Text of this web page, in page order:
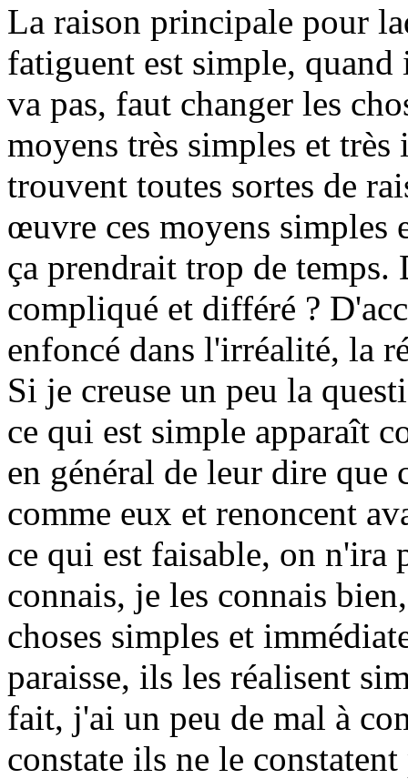
La raison principale pour
fatiguent est simple, quand
va pas, faut changer les
moyens très simples et
trouvent toutes sortes de
œuvre ces moyens simples
ça prendrait trop de
compliqué et différé ?
enfoncé dans l'irréalité, la
Si je creuse un peu la
ce qui est simple apparaît
en général de leur dire que
comme eux et renoncent
ce qui est faisable, on n'ira
connais, je les connais
choses simples et
paraisse, ils les réalisent
fait, j'ai un peu de mal à
constate ils ne le constatent